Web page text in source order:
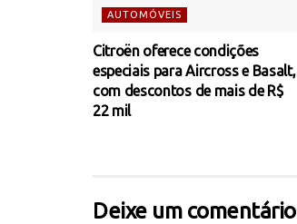
AUTOMÓVEIS
Citroën oferece condições
especiais para Aircross e Basalt,
com descontos de mais de R$
22 mil
Deixe um comentário